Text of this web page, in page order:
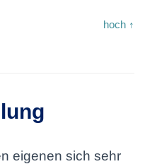
hoch ↑
eigenen sich sehr